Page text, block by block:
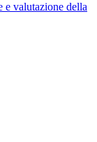
e valutazione della